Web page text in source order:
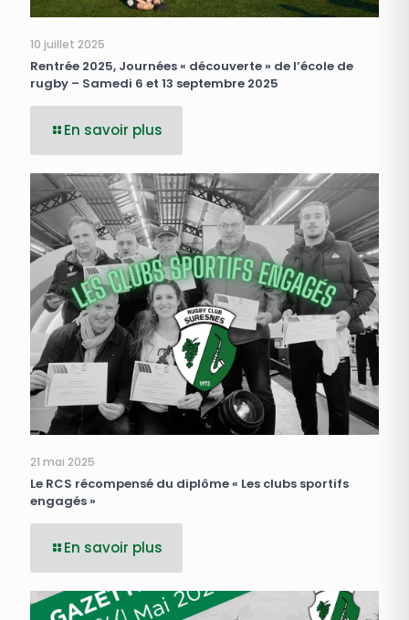
10 juillet 2025
Rentrée 2025, Journées « découverte » de l’école de
rugby – Samedi 6 et 13 septembre 2025
En savoir plus
21 mai 2025
Le RCS récompensé du diplôme « Les clubs sportifs
engagés »
En savoir plus